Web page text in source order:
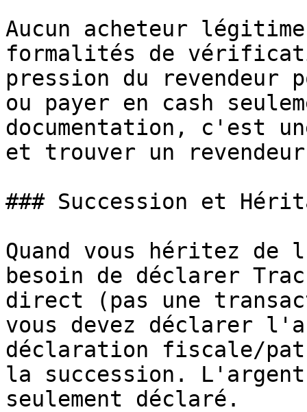
Aucun acheteur
formalités de
pression du revendeur
ou payer en cash
documentation, c'est
et trouver un
### Succession et
Quand vous héritez de
besoin de déclarer
direct (pas une
vous devez déclarer
déclaration fiscale/
la succession.
seulement déclaré.